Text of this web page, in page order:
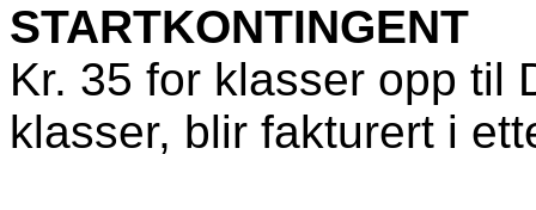
STARTKONTINGENT
Kr. 35 for klasser opp til
klasser, blir fakturert i